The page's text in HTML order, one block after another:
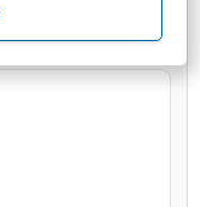
Marble Sort